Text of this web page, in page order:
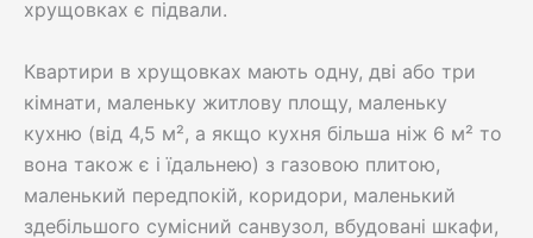
хрущовках є підвали.
Квартири в хрущовках мають одну, дві або три
кімнати, маленьку житлову площу, маленьку
кухню (від 4,5 м², а якщо кухня більша ніж 6 м² то
вона також є і їдальнею) з газовою плитою,
маленький передпокій, коридори, маленький
здебільшого сумісний санвузол, вбудовані шкафи,